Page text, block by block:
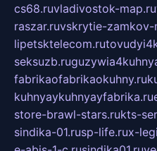
cs68.ruvladivostok-map.ru
raszar.ruvskrytie-zamkov-
lipetsktelecom.ru
seksuzb.ru
fabrikaofabrikaokuhny.ru
kuhnyaykuhnyayfabrika.ru
store-brawl-stars.rukts-
sindika-01.rusp-life.rux-